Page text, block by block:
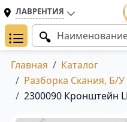
ЛАВРЕНТИЯ
Главная
Каталог
Разборка Скания, Б/У
2300090 Кронштейн